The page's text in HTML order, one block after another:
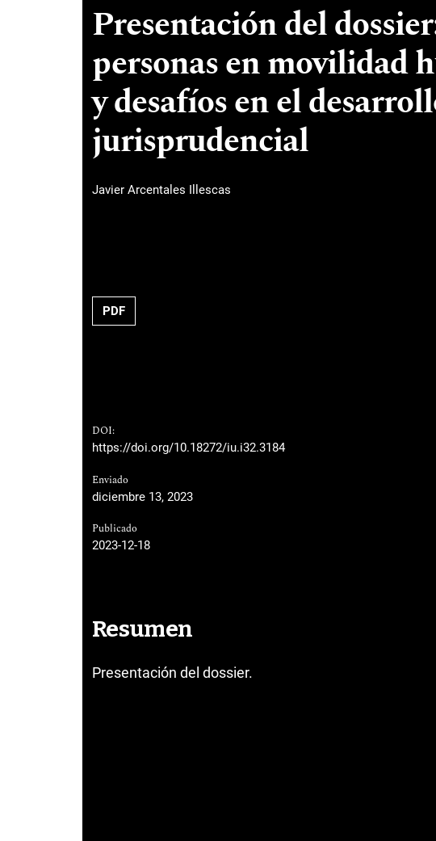
Presentación del
personas en movilidad
y desafíos en el
jurisprudencial
Javier Arcentales Illescas
PDF
DOI:
https://doi.org/10.18272/iu.i32.3184
Enviado
diciembre 13, 2023
Publicado
2023-12-18
Resumen
Presentación del dossier.